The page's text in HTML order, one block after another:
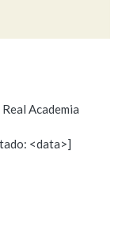
Academia
<data>]